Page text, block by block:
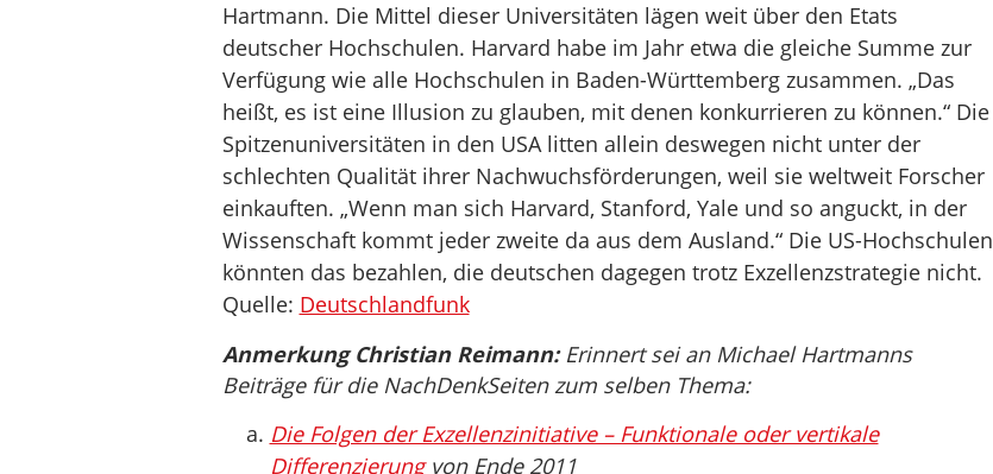
Hartmann. Die Mittel dieser Universitäten lägen weit über den Etats
deutscher Hochschulen. Harvard habe im Jahr etwa die gleiche Summe zur
Verfügung wie alle Hochschulen in Baden-Württemberg zusammen. „Das
heißt, es ist eine Illusion zu glauben, mit denen konkurrieren zu können.“ Die
Spitzenuniversitäten in den USA litten allein deswegen nicht unter der
schlechten Qualität ihrer Nachwuchsförderungen, weil sie weltweit Forscher
einkauften. „Wenn man sich Harvard, Stanford, Yale und so anguckt, in der
Wissenschaft kommt jeder zweite da aus dem Ausland.“ Die US-Hochschulen
könnten das bezahlen, die deutschen dagegen trotz Exzellenzstrategie nicht.
Quelle: Deutschlandfunk
Anmerkung Christian Reimann:Erinnert sei an Michael Hartmanns
Beiträge für die NachDenkSeiten zum selben Thema:
Die Folgen der Exzellenzinitiative – Funktionale oder vertikale
Differenzierungvon Ende 2011